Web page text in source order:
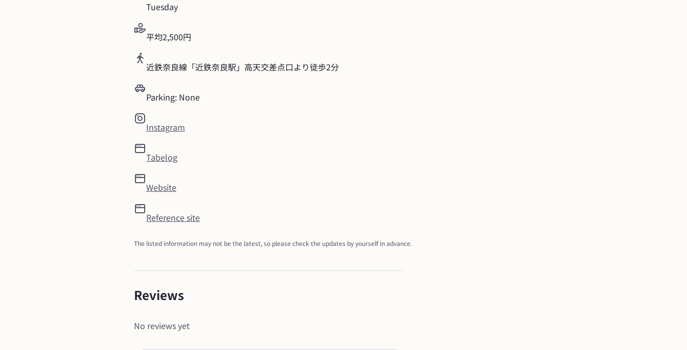
Tuesday
平均2,500円
近鉄奈良線「近鉄奈良駅」高天交差点口より徒歩2分
Parking: None
Instagram
Tabelog
Website
Reference site
The listed information may not be the latest, so please check the updates by yourself in advance.
Reviews
No reviews yet